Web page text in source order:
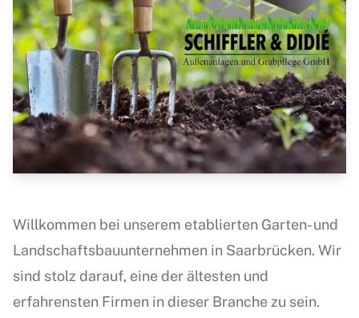
Willkommen bei unserem etablierten Garten- und
Landschaftsbauunternehmen in Saarbrücken. Wir
sind stolz darauf, eine der ältesten und
erfahrensten Firmen in dieser Branche zu sein.